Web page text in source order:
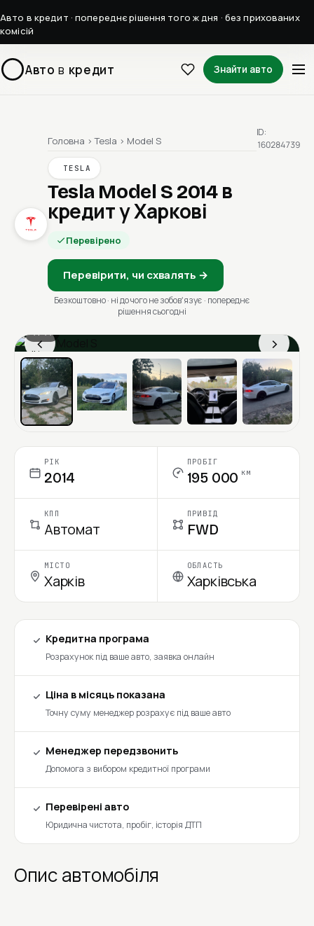
Авто в кредит · попереднє рішення того ж дня · без прихованих
комісій
Авто в кредит Знайти авто
Головна › Tesla › Model S
TESLA
Tesla Model S 2014 в
кредит у Харкові
Перевірено
Перевірити, чи схвалять →
Безкоштовно · ні до чого не зобовʼязує · попереднє
рішення сьогодні
ID:
160284739
‹ ›
1 / 11
Ціна в місяць
РІК
2014
ПРОБІГ
195 000 км
КПП
Автомат
ПРИВІД
FWD
МІСТО
Харків
ОБЛАСТЬ
Харківська
Кредитна програма
Розрахунок під ваше авто, заявка онлайн
Ціна в місяць показана
Точну суму менеджер розрахує під ваше авто
Менеджер передзвонить
Допомога з вибором кредитної програми
Перевірені авто
Юридична чистота, пробіг, історія ДТП
Опис автомобіля